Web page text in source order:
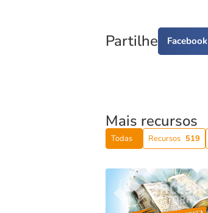
Partilhe Facebook
Mais recursos
Todas Recursos 519